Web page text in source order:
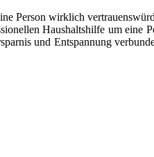
Person wirklich
Haushaltshilfe um eine
und Entspannung